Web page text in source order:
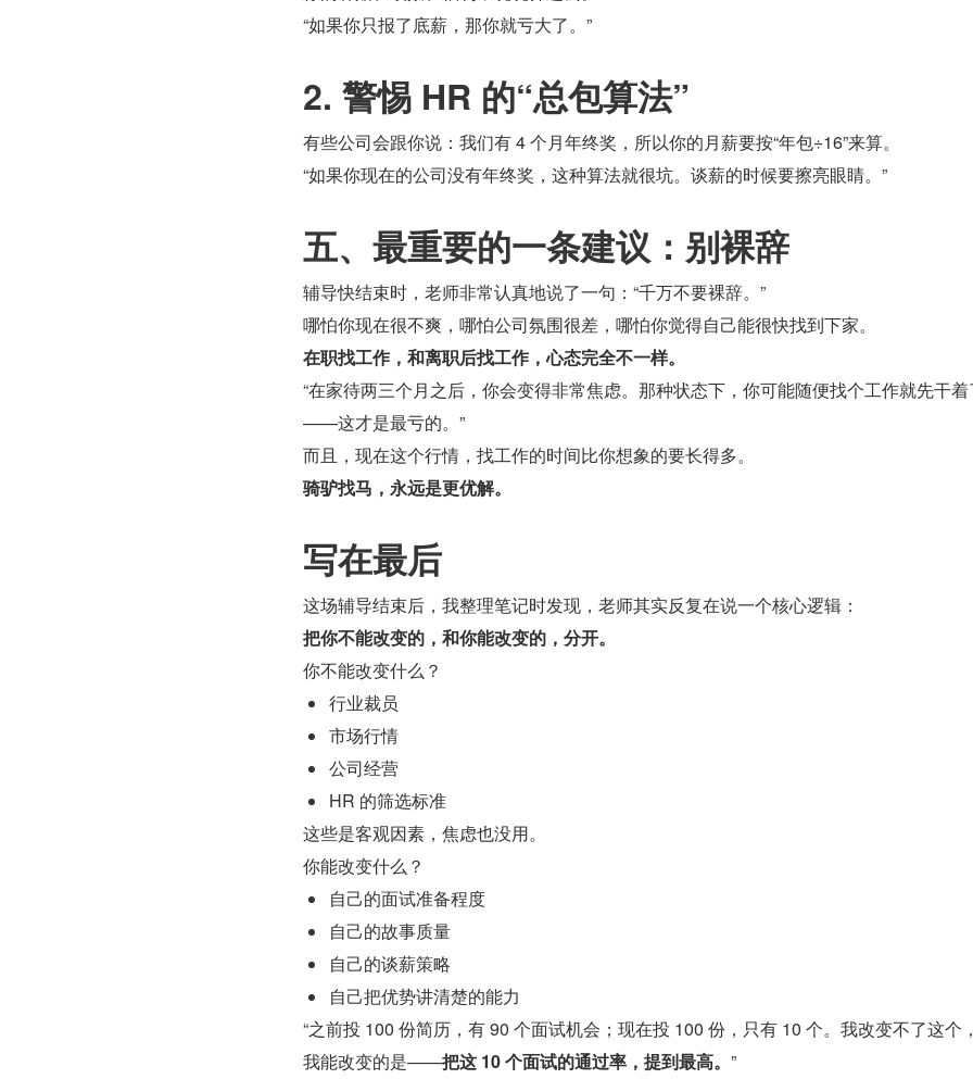
“如果你只报了底薪，那你就亏大了。”
2. 警惕 HR 的“总包算法”
有些公司会跟你说：我们有 4 个月年终奖，所以你的月薪要按“年包÷16”来算。
“如果你现在的公司没有年终奖，这种算法就很坑。谈薪的时候要擦亮眼睛。”
五、最重要的一条建议：别裸辞
辅导快结束时，老师非常认真地说了一句：“千万不要裸辞。”
哪怕你现在很不爽，哪怕公司氛围很差，哪怕你觉得自己能很快找到下家。
在职找工作，和离职后找工作，心态完全不一样。
“在家待两三个月之后，你会变得非常焦虑。那种状态下，你可能随便找个工作就先干
——这才是最亏的。”
而且，现在这个行情，找工作的时间比你想象的要长得多。
骑驴找马，永远是更优解。
写在最后
这场辅导结束后，我整理笔记时发现，老师其实反复在说一个核心逻辑：
把你不能改变的，和你能改变的，分开。
你不能改变什么？
行业裁员
市场行情
公司经营
HR 的筛选标准
这些是客观因素，焦虑也没用。
你能改变什么？
自己的面试准备程度
自己的故事质量
自己的谈薪策略
自己把优势讲清楚的能力
“之前投 100 份简历，有 90 个面试机会；现在投 100 份，只有 10 个。我改变不了这个
我能改变的是——把这 10 个面试的通过率，提到最高。 ”